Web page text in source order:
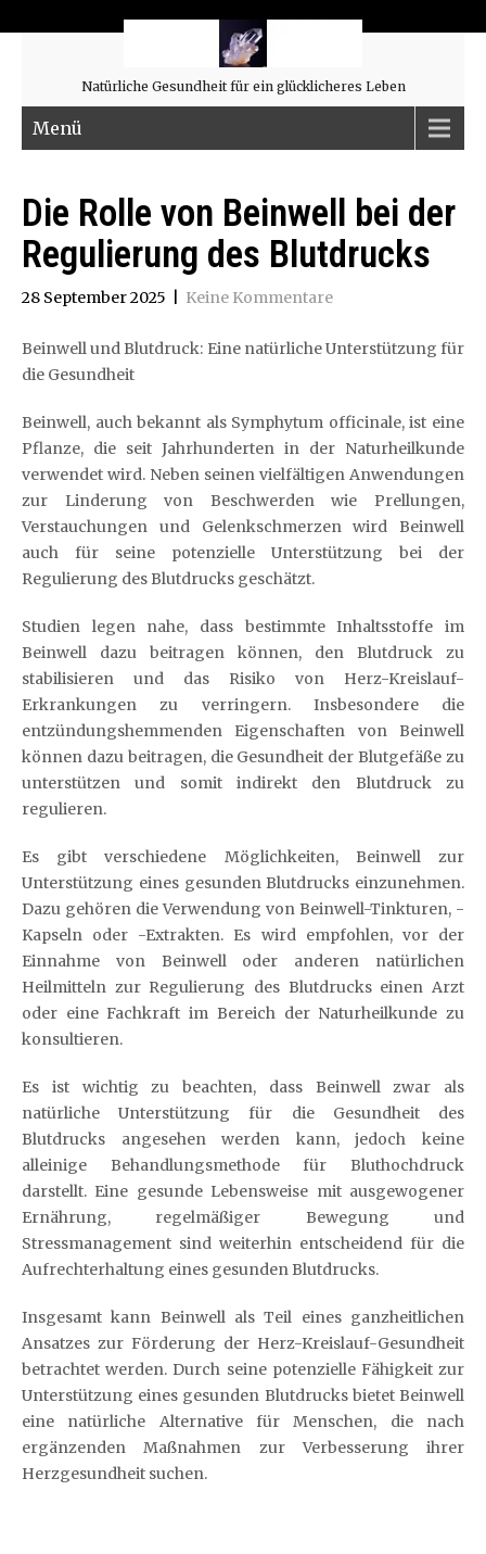
Natürliche Gesundheit für ein glücklicheres Leben
Menü
Die Rolle von Beinwell bei der
Regulierung des Blutdrucks
28 September 2025 Keine Kommentare
Beinwell und Blutdruck: Eine natürliche Unterstützung für
die Gesundheit
Beinwell, auch bekannt als Symphytum officinale, ist eine
Pflanze, die seit Jahrhunderten in der Naturheilkunde
verwendet wird. Neben seinen vielfältigen Anwendungen
zur Linderung von Beschwerden wie Prellungen,
Verstauchungen und Gelenkschmerzen wird Beinwell
auch für seine potenzielle Unterstützung bei der
Regulierung des Blutdrucks geschätzt.
Studien legen nahe, dass bestimmte Inhaltsstoffe im
Beinwell dazu beitragen können, den Blutdruck zu
stabilisieren und das Risiko von Herz-Kreislauf-
Erkrankungen zu verringern. Insbesondere die
entzündungshemmenden Eigenschaften von Beinwell
können dazu beitragen, die Gesundheit der Blutgefäße zu
unterstützen und somit indirekt den Blutdruck zu
regulieren.
Es gibt verschiedene Möglichkeiten, Beinwell zur
Unterstützung eines gesunden Blutdrucks einzunehmen.
Dazu gehören die Verwendung von Beinwell-Tinkturen, -
Kapseln oder -Extrakten. Es wird empfohlen, vor der
Einnahme von Beinwell oder anderen natürlichen
Heilmitteln zur Regulierung des Blutdrucks einen Arzt
oder eine Fachkraft im Bereich der Naturheilkunde zu
konsultieren.
Es ist wichtig zu beachten, dass Beinwell zwar als
natürliche Unterstützung für die Gesundheit des
Blutdrucks angesehen werden kann, jedoch keine
alleinige Behandlungsmethode für Bluthochdruck
darstellt. Eine gesunde Lebensweise mit ausgewogener
Ernährung, regelmäßiger Bewegung und
Stressmanagement sind weiterhin entscheidend für die
Aufrechterhaltung eines gesunden Blutdrucks.
Insgesamt kann Beinwell als Teil eines ganzheitlichen
Ansatzes zur Förderung der Herz-Kreislauf-Gesundheit
betrachtet werden. Durch seine potenzielle Fähigkeit zur
Unterstützung eines gesunden Blutdrucks bietet Beinwell
eine natürliche Alternative für Menschen, die nach
ergänzenden Maßnahmen zur Verbesserung ihrer
Herzgesundheit suchen.